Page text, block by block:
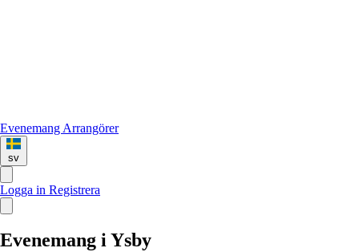
Evenemang Arrangörer
sv
Logga in Registrera
Evenemang i Ysby